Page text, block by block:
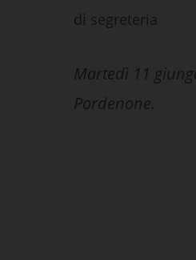
di segreteria
Martedì 11
Pordenone.